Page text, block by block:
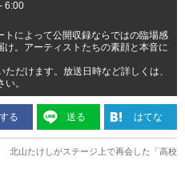
6:00
トによって公開収録ならではの臨場感
。アーティストたちの素顔と本音に
だけます。放送日時など詳しくは、
。
る 送る はてな
北山たけしがステージ上で再会した「高校